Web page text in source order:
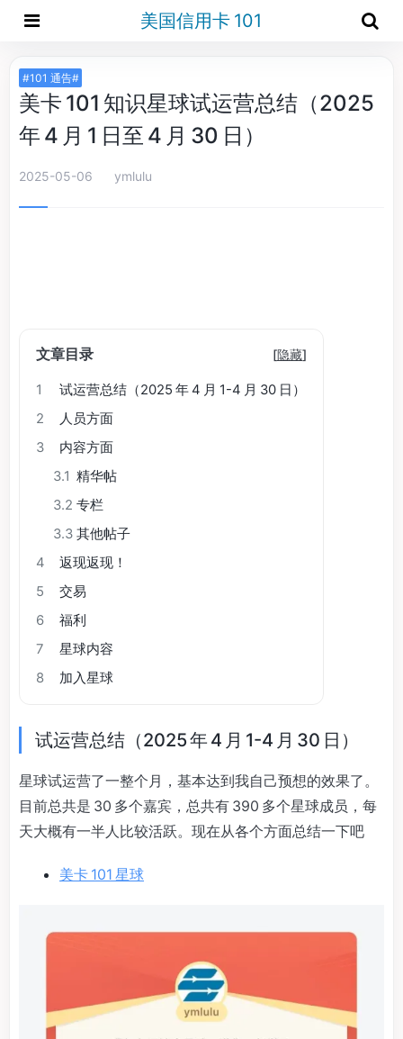
美国信用卡 101
#101 通告#
美卡 101 知识星球试运营总结（2025
年 4 月 1 日至 4 月 30 日）
2025-05-06 ymlulu
文章目录 [隐藏]
1
试运营总结（2025 年 4 月 1-4 月 30 日）
2
人员方面
3
内容方面
3.1 精华帖
3.2 专栏
3.3 其他帖子
4
返现返现！
5
交易
6
福利
7
星球内容
8
加入星球
试运营总结（2025 年 4 月 1-4 月 30 日）
星球试运营了一整个月，基本达到我自己预想的效果了。
目前总共是 30 多个嘉宾，总共有 390 多个星球成员，每
天大概有一半人比较活跃。现在从各个方面总结一下吧
美卡 101 星球